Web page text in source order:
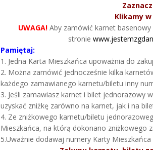
Klikamy
UWAGA!Aby zamówić karnet
stronie
Pamiętaj:
1. Jedna Karta Mieszkańca upoważnia do
2. Można zamówić jednocześnie kilka
każdego zamawianego karnetu/biletu inny
3. Jeśli zamawiasz karnet i bilet jednorazowy
uzyskać zniżkę zarówno na karnet, jak i na
4. Ze zniżkowego karnetu/biletu
Mieszkańca, na którą dokonano zniżkowego
5.Uważnie dodawaj numery Karty